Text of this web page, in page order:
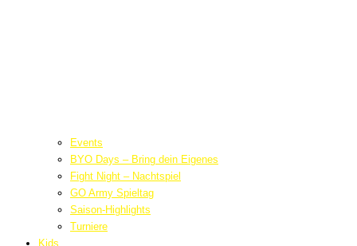
Events
BYO Days – Bring dein Eigenes
Fight Night – Nachtspiel
GO Army Spieltag
Saison-Highlights
Turniere
Kids